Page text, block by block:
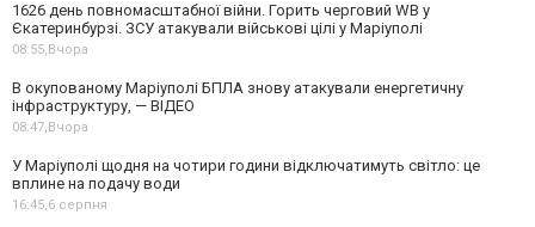
1626 день повномасштабної війни. Горить черговий WB у
Єкатеринбурзі. ЗСУ атакували військові цілі у Маріуполі
08:55,Вчора
В окупованому Маріуполі БПЛА знову атакували енергетичну
інфраструктуру, — ВІДЕО
08:47,Вчора
У Маріуполі щодня на чотири години відключатимуть світло: це
вплине на подачу води
16:45,6 серпня